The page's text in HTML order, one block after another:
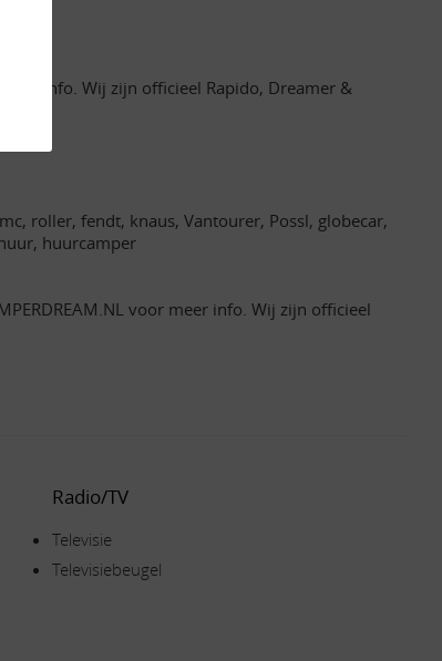
info. Wij zijn officieel Rapido, Dreamer &
roller, fendt, knaus, Vantourer, Possl, globecar,
huurcamper
voor meer info. Wij zijn officieel
Radio/TV
Televisie
Televisiebeugel